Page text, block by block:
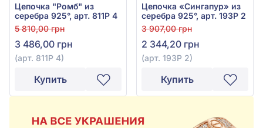
Цепочка "Ромб" из
серебра 925°, арт. 811Р 4
5 810,00 грн
3 486,00 грн
(арт. 811Р 4)
Купить
Цепочка «Сингапур» из
серебра 925°, арт. 193Р 2
3 907,00 грн
2 344,20 грн
(арт. 193Р 2)
Купить